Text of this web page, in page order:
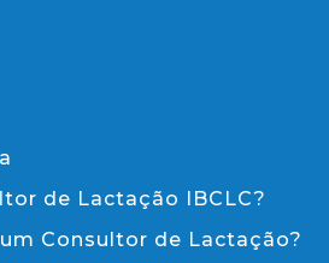
de Lactação IBCLC?
Consultor de Lactação?